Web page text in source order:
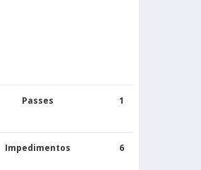
Passes 1
Impedimentos 6